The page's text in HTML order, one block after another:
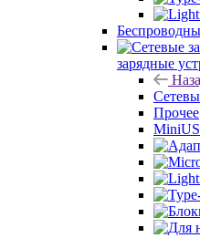
зарядные
Прочее